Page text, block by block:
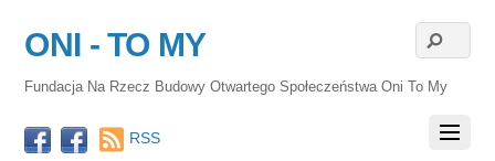
ONI - TO MY
Fundacja Na Rzecz Budowy Otwartego Społeczeństwa Oni To My
RSS